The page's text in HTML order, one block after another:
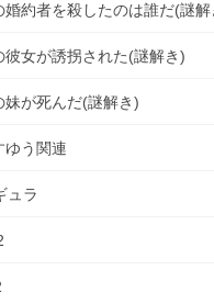
婚約者を殺したのは誰だ(謎解
彼女が誘拐された(謎解き)
妹が死んだ(謎解き)
ゆう関連
ュラ